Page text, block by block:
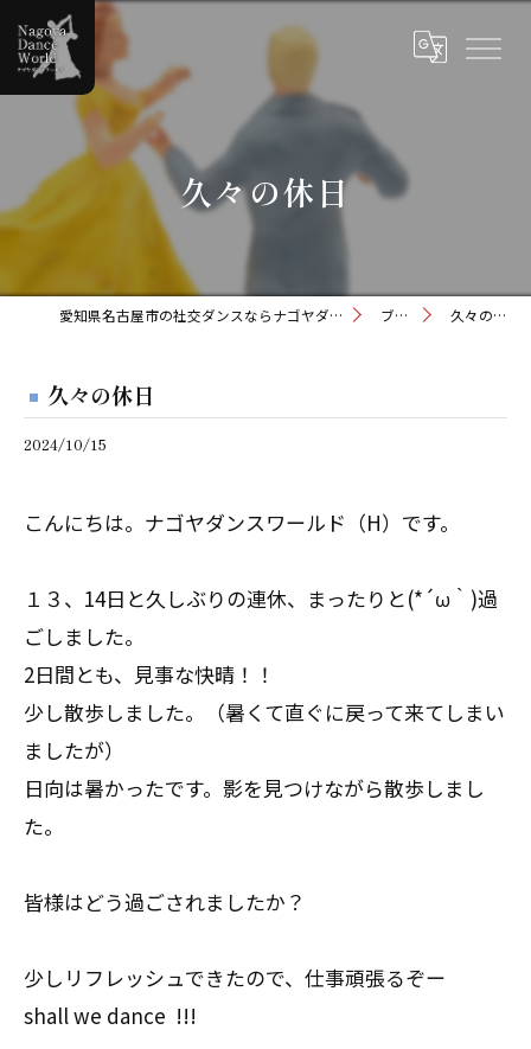
久々の休日
愛知県名古屋市の社交ダンスならナゴヤダンスワールド ブログ 久々の休日
久々の休日
2024/10/15
こんにちは。ナゴヤダンスワールド（H）です。
１３、14日と久しぶりの連休、まったりと(*´ω｀)過
ごしました。
2日間とも、見事な快晴！！
少し散歩しました。（暑くて直ぐに戻って来てしまい
ましたが）
日向は暑かったです。影を見つけながら散歩しまし
た。
皆様はどう過ごされましたか？
少しリフレッシュできたので、仕事頑張るぞー
shall we dance !!!